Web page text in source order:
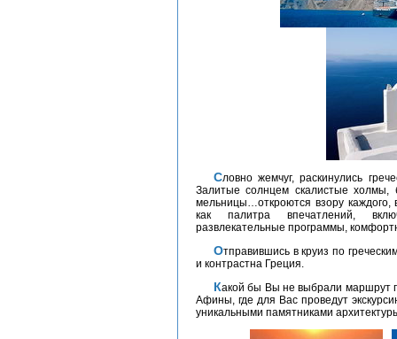
Словно жемчуг, раскинулись греческие острова в Эгейском и Средиземном море.
Залитые солнцем скалистые холмы,
мельницы…откроются взору
как палитра впечатлений,
развлекательные программы,
Отправившись в круиз по греческим островам, Вы убедитесь, насколько многогранна
и контрастна Греция.
Какой бы Вы не выбрали маршрут по греческим островам, Вы обязательно посетите
Афины, где для Вас проведут
уникальными памятниками